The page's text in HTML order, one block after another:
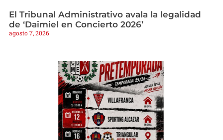
El Tribunal Administrativo avala la legalidad
de ‘Daimiel en Concierto 2026’
agosto 7, 2026